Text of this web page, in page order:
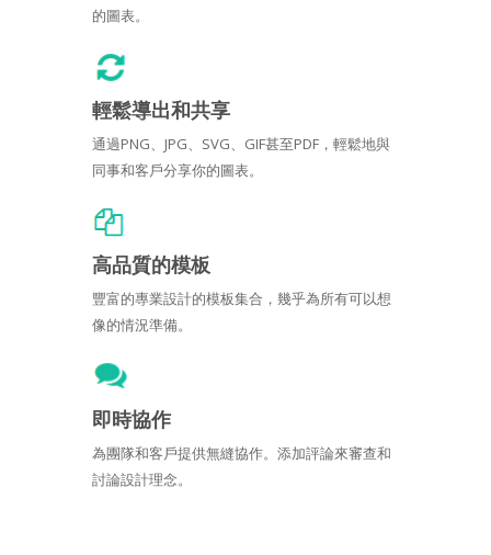
的圖表。
輕鬆導出和共享
通過PNG、JPG、SVG、GIF甚至PDF，輕鬆地與
同事和客戶分享你的圖表。
高品質的模板
豐富的專業設計的模板集合，幾乎為所有可以想
像的情況準備。
即時協作
為團隊和客戶提供無縫協作。添加評論來審查和
討論設計理念。